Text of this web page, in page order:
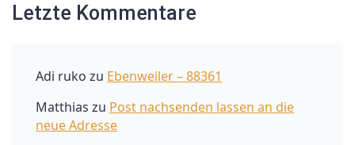
Letzte Kommentare
Adi ruko zu Ebenweiler – 88361
Matthias zu Post nachsenden lassen an die
neue Adresse